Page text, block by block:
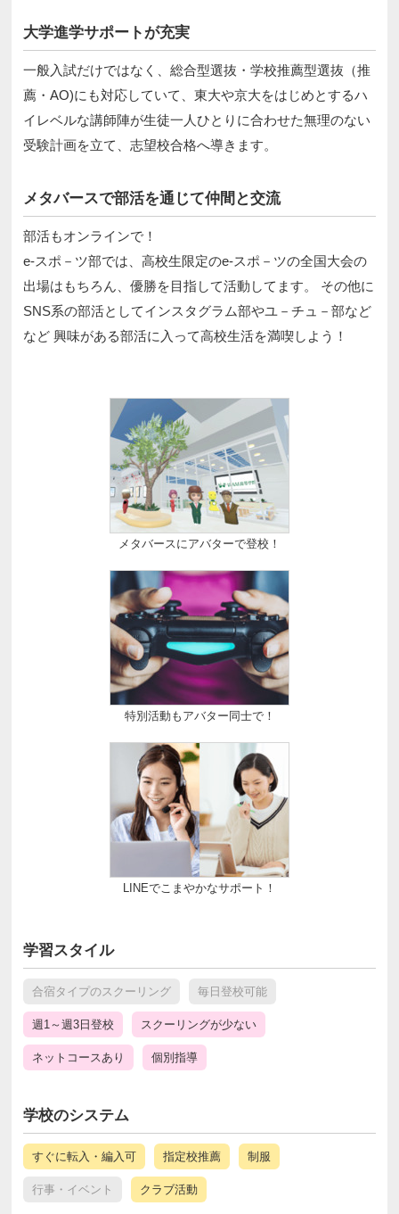
大学進学サポートが充実
一般入試だけではなく、総合型選抜・学校推薦型選抜（推
薦・AO)にも対応していて、東大や京大をはじめとするハ
イレベルな講師陣が生徒一人ひとりに合わせた無理のない
受験計画を立て、志望校合格へ導きます。
メタバースで部活を通じて仲間と交流
部活もオンラインで！
e-スポ－ツ部では、高校生限定のe-スポ－ツの全国大会の
出場はもちろん、優勝を目指して活動してます。 その他に
SNS系の部活としてインスタグラム部やユ－チュ－部など
など 興味がある部活に入って高校生活を満喫しよう！
メタバースにアバターで登校！
特別活動もアバター同士で！
LINEでこまやかなサポート！
学習スタイル
合宿タイプのスクーリング 毎日登校可能
週1～週3日登校 スクーリングが少ない
ネットコースあり 個別指導
学校のシステム
すぐに転入・編入可 指定校推薦 制服
行事・イベント クラブ活動